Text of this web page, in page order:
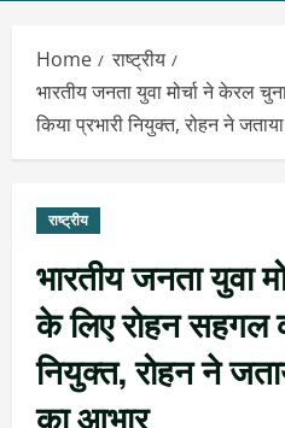
Home
राष्ट्रीय
भारतीय जनता युवा मोर्चा ने केरल
किया प्रभारी नियुक्त, रोहन ने
राष्ट्रीय
भारतीय जनता युवा
के लिए रोहन सहगल
नियुक्त, रोहन ने
का आभार